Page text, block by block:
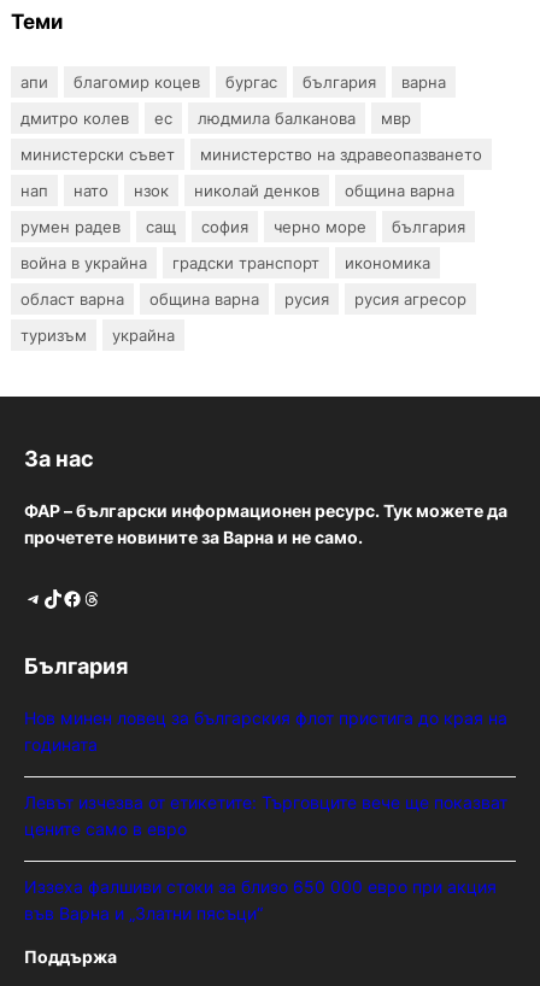
Теми
апи благомир коцев бургас българия
варна
дмитро колев
ес людмила балканова
мвр
министерски съвет
министерство на здравеопазването
нап
нато нзок николай денков
община варна
румен радев
сащ софия черно море
българия
война в украйна
градски транспорт
икономика
област варна
община варна русия
русия агресор
туризъм
украйна
За нас
ФАР – български информационен ресурс. Тук можете да
прочетете новините за Варна и не само.
Telegram TikTok Facebook Threads
България
Нов минен ловец за българския флот пристига до края на
годината
Левът изчезва от етикетите: Търговците вече ще показват
цените само в евро
Иззеха фалшиви стоки за близо 650 000 евро при акция
във Варна и „Златни пясъци“
Поддържа